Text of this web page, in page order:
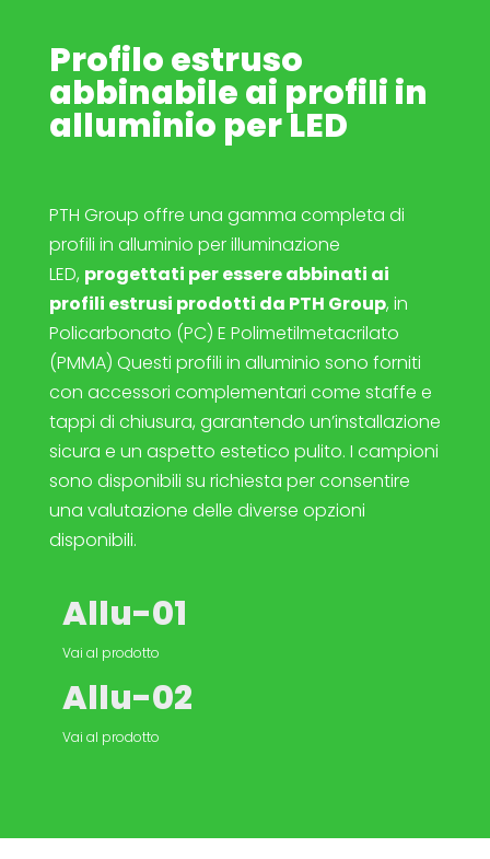
Profilo estruso
abbinabile ai profili in
alluminio per LED
PTH Group offre una gamma completa di
profili in alluminio per illuminazione
LED, progettati per essere abbinati ai
profili estrusi prodotti da PTH Group, in
Policarbonato (PC) E Polimetilmetacrilato
(PMMA) Questi profili in alluminio sono forniti
con accessori complementari come staffe e
tappi di chiusura, garantendo un’installazione
sicura e un aspetto estetico pulito. I campioni
sono disponibili su richiesta per consentire
una valutazione delle diverse opzioni
disponibili.
Allu-01
Vai al prodotto
Allu-02
Vai al prodotto